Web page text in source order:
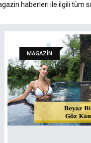
haberleri ile ilgili tüm
MAGAZİN